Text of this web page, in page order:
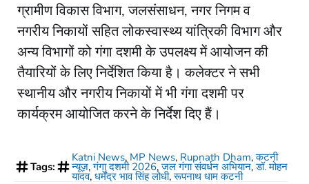
ग्रामीण विकास विभाग, जलसंसाधन, नगर निगम व
नगरीय निकायों सहित लोकस्वास्थ्य यांत्रिकी विभाग और
अन्य विभागों को गंगा दशमी के उपलक्ष्य में आयोजन की
तैयारियों के लिए निर्देशित किया है। कलेक्टर ने सभी
स्थानीय और नगरीय निकायों में भी गंगा दशमी पर
कार्यक्रम आयोजित करने के निर्देश दिए हैं।
Tags:
Katni News, MP News, Rupnath Dham,कटनी
न्यूज़,गंगा दशमी 2026,जल गंगा संवर्धन अभियान,डॉ. मोहन
यादव, धर्मेंद्र भाव सिंह लोधी,रूपनाथ धाम कटनी